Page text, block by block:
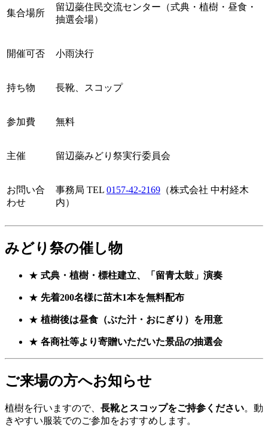
集合場所
留辺蘂住民交流センター（式典・植樹・昼食・
抽選会場）
開催可否 小雨決行
持ち物 長靴、スコップ
参加費 無料
主催 留辺蘂みどり祭実行委員会
お問い合
わせ
事務局 TEL 0157-42-2169 （株式会社 中村経木
内）
みどり祭の催し物
★ 式典・植樹・標柱建立、「留青太鼓」演奏
★ 先着200名様に苗木1本を無料配布
★ 植樹後は昼食（ぶた汁・おにぎり）を用意
★ 各商社等より寄贈いただいた景品の抽選会
ご来場の方へお知らせ
植樹を行いますので、 長靴とスコップをご持参ください。動
きやすい服装でのご参加をおすすめします。